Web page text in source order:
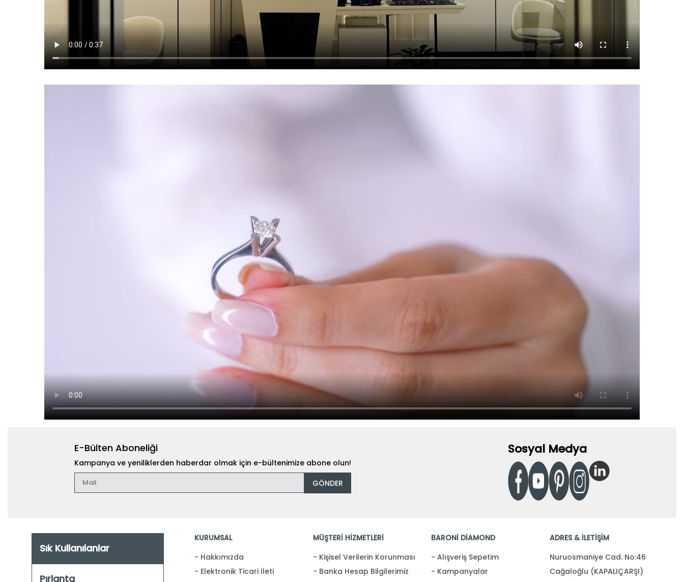
E-Bülten Aboneliği
Kampanya ve yeniliklerden haberdar olmak için e-bültenimize abone olun!
GÖNDER
Sosyal Medya
Sık Kullanılanlar
Pırlanta
KURUMSAL
Hakkımızda
Elektronik Ticari İleti
MÜŞTERİ HİZMETLERİ
Kişisel Verilerin Korunması
Banka Hesap Bilgilerimiz
BARONİ DİAMOND
Alışveriş Sepetim
Kampanyalar
ADRES & İLETİŞİM
Nuruosmaniye Cad. No:46
Cağaloğlu (KAPALIÇARŞI)